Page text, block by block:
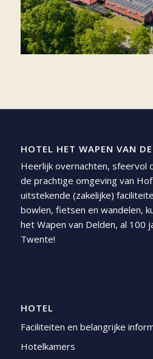
HOTEL HET WAPEN VAN
Heerlijk overnachten, sfeervol
de prachtige omgeving van
uitstekende (zakelijke)
bowlen, fietsen en wandelen,
het Wapen van Delden, al 100
Twente!
HOTEL
Faciliteiten en belangrijke
Hotelkamers